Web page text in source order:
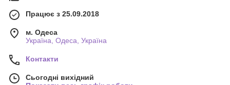
Працює з 25.09.2018
м. Одеса
Україна, Одеса, Україна
Контакти
Сьогодні вихідний